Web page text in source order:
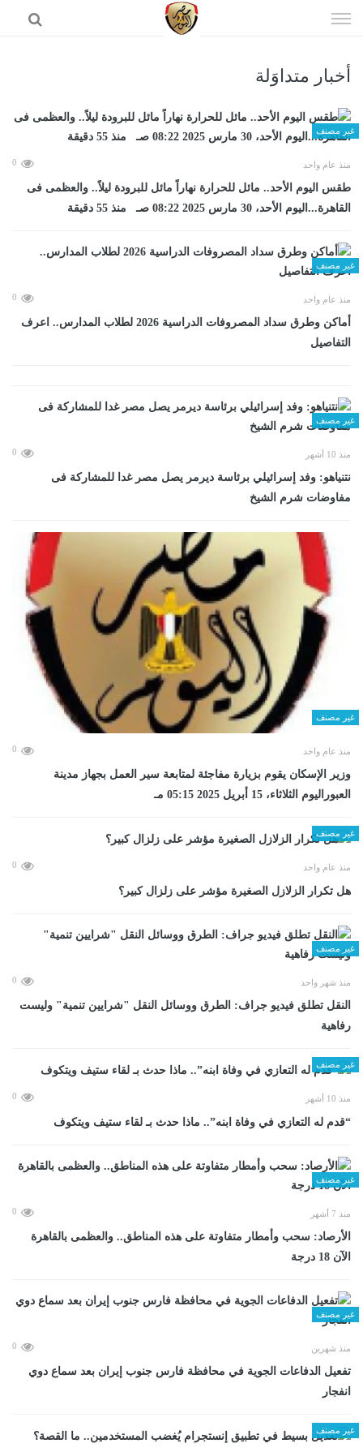
الى
أخبار متداوَلة
غير مصنف
منذ عام واحد 0
طقس اليوم الأحد.. مائل للحرارة نهاراً مائل للبرودة ليلاً.. والعظمى فى
القاهرة...اليوم الأحد، 30 مارس 2025 08:22 صـ منذ 55 دقيقة
غير مصنف
منذ عام واحد 0
أماكن وطرق سداد المصروفات الدراسية 2026 لطلاب المدارس.. اعرف
التفاصيل
غير مصنف
منذ 10 أشهر 0
نتنياهو: وفد إسرائيلي برئاسة ديرمر يصل مصر غدا للمشاركة فى
مفاوضات شرم الشيخ
غير مصنف
منذ عام واحد 0
وزير الإسكان يقوم بزيارة مفاجئة لمتابعة سير العمل بجهاز مدينة
العبوراليوم الثلاثاء، 15 أبريل 2025 05:15 مـ
غير مصنف
منذ عام واحد 0
هل تكرار الزلازل الصغيرة مؤشر على زلزال كبير؟
غير مصنف
منذ شهر واحد 0
​النقل تطلق فيديو جراف: الطرق ووسائل النقل "شرايين تنمية" وليست
رفاهية
غير مصنف
منذ 10 أشهر 0
“قدم له التعازي في وفاة ابنه”.. ماذا حدث بـ لقاء ستيف ويتكوف
غير مصنف
منذ 7 أشهر 0
الأرصاد: سحب وأمطار متفاوتة على هذه المناطق.. والعظمى بالقاهرة
الآن 18 درجة
غير مصنف
منذ شهرين 0
تفعيل الدفاعات الجوية في محافظة فارس جنوب إيران بعد سماع دوي
انفجار
غير مصنف